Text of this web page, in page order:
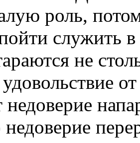
роль,
служить
не
недоверие